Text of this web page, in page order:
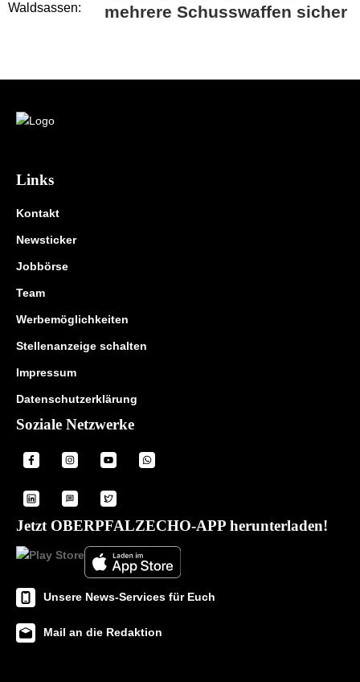
mehrere Schusswaffen sicher
Links
Kontakt
Newsticker
Jobbörse
Team
Werbemöglichkeiten
Stellenanzeige schalten
Impressum
Datenschutzerklärung
Soziale Netzwerke
Jetzt OBERPFALZECHO-APP herunterladen!
Unsere News-Services für Euch
Mail an die Redaktion